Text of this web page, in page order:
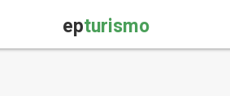
epturismo